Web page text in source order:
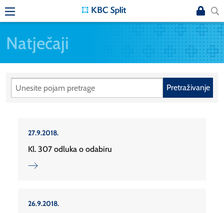
Natječaji
Pretraživanje
27.9.2018.
Kl. 307 odluka o odabiru
26.9.2018.